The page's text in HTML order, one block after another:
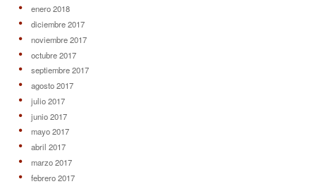
enero 2018
diciembre 2017
noviembre 2017
octubre 2017
septiembre 2017
agosto 2017
julio 2017
junio 2017
mayo 2017
abril 2017
marzo 2017
febrero 2017